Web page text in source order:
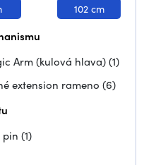
102 cm
Arm (kulová hlava)(1)
extension rameno (6)
pin (1)